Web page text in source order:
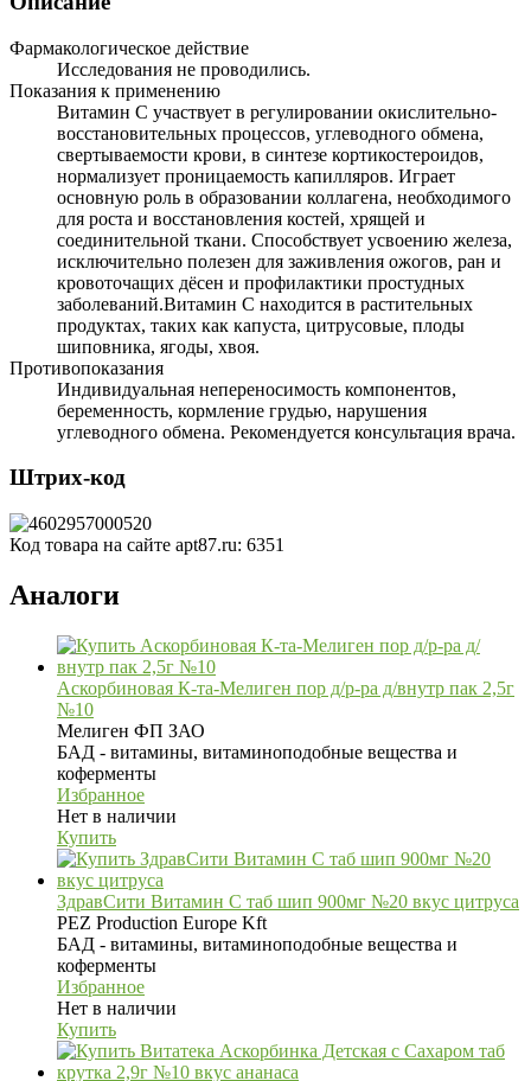
Фармакологическое действие
Исследования не проводились.
Показания к применению
Витамин С участвует в регулировании окислительно-
восстановительных процессов, углеводного обмена,
свертываемости крови, в синтезе кортикостероидов,
нормализует проницаемость капилляров. Играет
основную роль в образовании коллагена, необходимого
для роста и восстановления костей, хрящей и
соединительной ткани. Способствует усвоению железа,
исключительно полезен для заживления ожогов, ран и
кровоточащих дёсен и профилактики простудных
заболеваний.Витамин С находится в растительных
продуктах, таких как капуста, цитрусовые, плоды
шиповника, ягоды, хвоя.
Противопоказания
Индивидуальная непереносимость компонентов,
беременность, кормление грудью, нарушения
углеводного обмена. Рекомендуется консультация врача.
Штрих-код
Код товара на сайте apt87.ru: 6351
Аналоги
Аскорбиновая К-та-Мелиген пор д/р-ра д/внутр пак 2,5г
№10
Мелиген ФП ЗАО
БАД - витамины, витаминоподобные вещества и
коферменты
Избранное
Нет в наличии
Купить
ЗдравСити Витамин C таб шип 900мг №20 вкус цитруса
PEZ Production Europe Kft
БАД - витамины, витаминоподобные вещества и
коферменты
Избранное
Нет в наличии
Купить